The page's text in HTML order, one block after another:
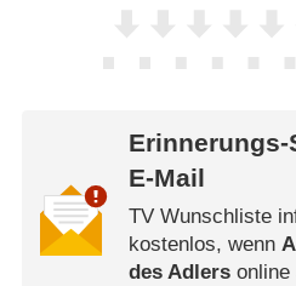
E-Mail
TV Wunschliste
kostenlos, wenn
des Adlersonline